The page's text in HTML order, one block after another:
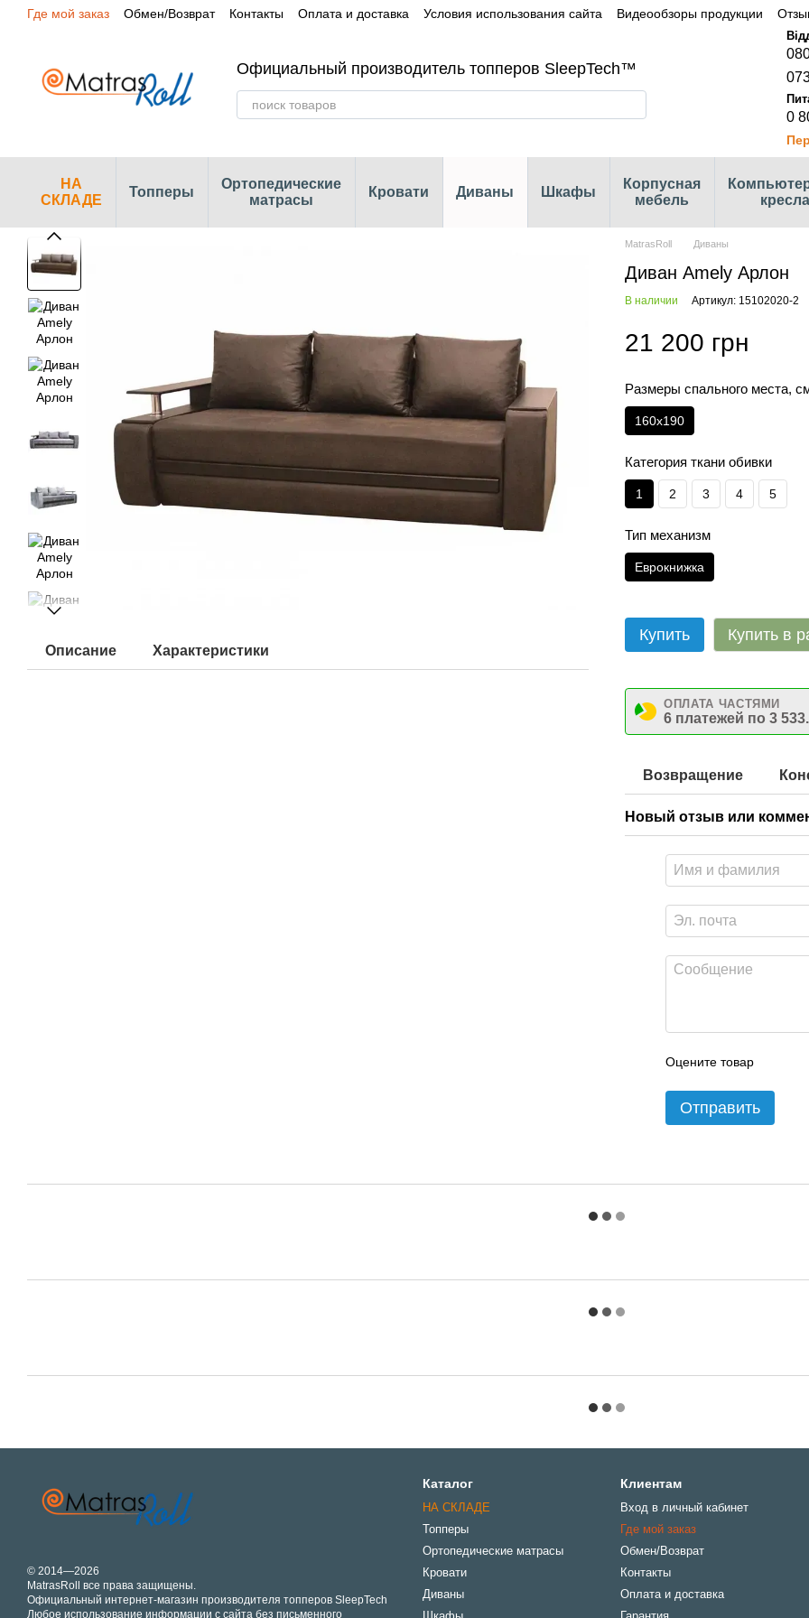
Перейти к основному контенту
Где мой заказ Обмен/Возврат Контакты Оплата и доставка Условия использования сайта Видеообзоры продукции
Официальный производитель топперов SleepTech™
0
НА
СКЛАДЕ
Топперы
Ортопедические
матрасы
Кровати Диваны Шкафы
Корпусная
мебель
кресла
Описание Характеристики
MatrasRoll Диваны
Диван Amely Арлон
В наличии Артикул: 15102020-2
21 200 грн
Размеры спального места,
160х190
Категория ткани обивки
1 2 3 4 5
Тип механизм
Еврокнижка
Купить Купить в
ОПЛАТА ЧАСТЯМИ
6 платежей по 3
Возвращение
Новый отзыв или
Оцените товар
Отправить
© 2014—2026
MatrasRoll все права защищены.
Официальный интернет-магазин производителя топперов SleepTech
Любое использование информации с сайта без письменного
Каталог
НА СКЛАДЕ
Топперы
Ортопедические матрасы
Кровати
Диваны
Клиентам
Вход в личный кабинет
Где мой заказ
Обмен/Возврат
Контакты
Оплата и доставка